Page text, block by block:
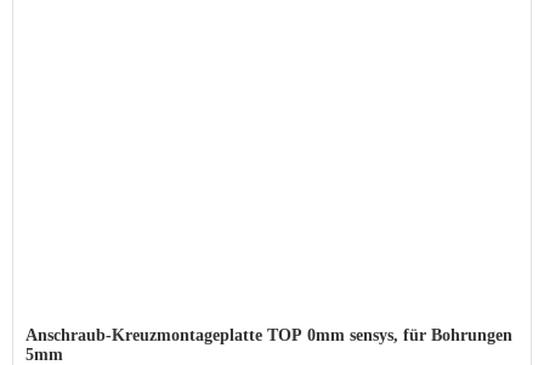
Anschraub-Kreuzmontageplatte TOP 0mm sensys, für Bohrungen
5mm